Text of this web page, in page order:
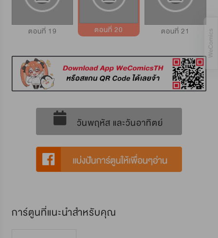
ตอนที่ 19 ตอนที่ 20 ตอนที่ 21
วันพฤหัส และวันอาทิตย์
การ์ตูนที่แนะนำสำหรับคุณ